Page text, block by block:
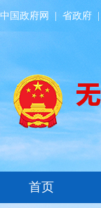
中国政府网 省政府